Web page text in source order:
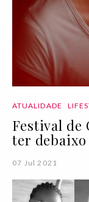
ATUALIDADE
Festival de
ter debaixo
07 Jul 2021